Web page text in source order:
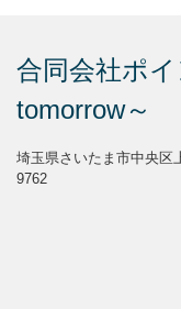
合同会社ポ
tomorrow～
埼玉県さいたま市中央
9762